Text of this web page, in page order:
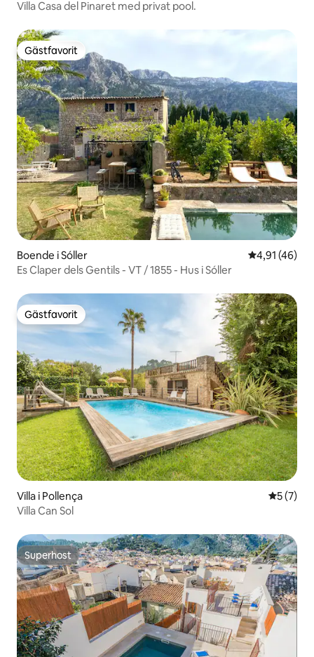
Villa Casa del Pinaret med privat pool.
Gästfavorit
Gästfavorit
Boende i Sóller 4,91 av 5 i
4,91 (46)
Es Claper dels Gentils - VT / 1855 - Hus i Sóller
Gästfavorit
Gästfavorit
Villa i Pollença 5 av 5 i
5 (7)
Villa Can Sol
Superhost
Superhost